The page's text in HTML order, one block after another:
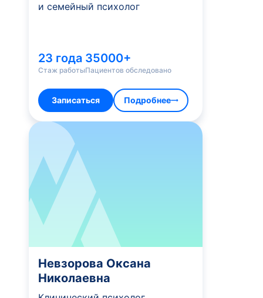
и семейный психолог
23 года
Стаж работы
35000+
Пациентов обследовано
Записаться Подробнее
Невзорова Оксана
Николаевна